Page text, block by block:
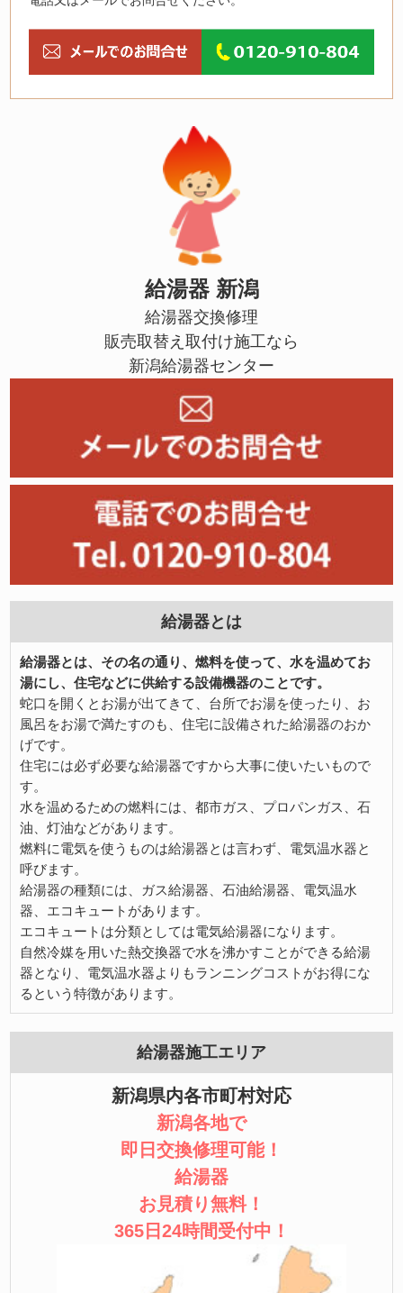
給湯器 新潟
給湯器交換修理
販売取替え取付け施工なら
新潟給湯器センター
給湯器とは
給湯器とは、その名の通り、燃料を使って、水を温めてお
湯にし、住宅などに供給する設備機器のことです。
蛇口を開くとお湯が出てきて、台所でお湯を使ったり、お
風呂をお湯で満たすのも、住宅に設備された給湯器のおか
げです。
住宅には必ず必要な給湯器ですから大事に使いたいもので
す。
水を温めるための燃料には、都市ガス、プロパンガス、石
油、灯油などがあります。
燃料に電気を使うものは給湯器とは言わず、電気温水器と
呼びます。
給湯器の種類には、ガス給湯器、石油給湯器、電気温水
器、エコキュートがあります。
エコキュートは分類としては電気給湯器になります。
自然冷媒を用いた熱交換器で水を沸かすことができる給湯
器となり、電気温水器よりもランニングコストがお得にな
るという特徴があります。
給湯器施工エリア
新潟県内各市町村対応
新潟各地で
即日交換修理可能！
給湯器
お見積り無料！
365日24時間受付中！